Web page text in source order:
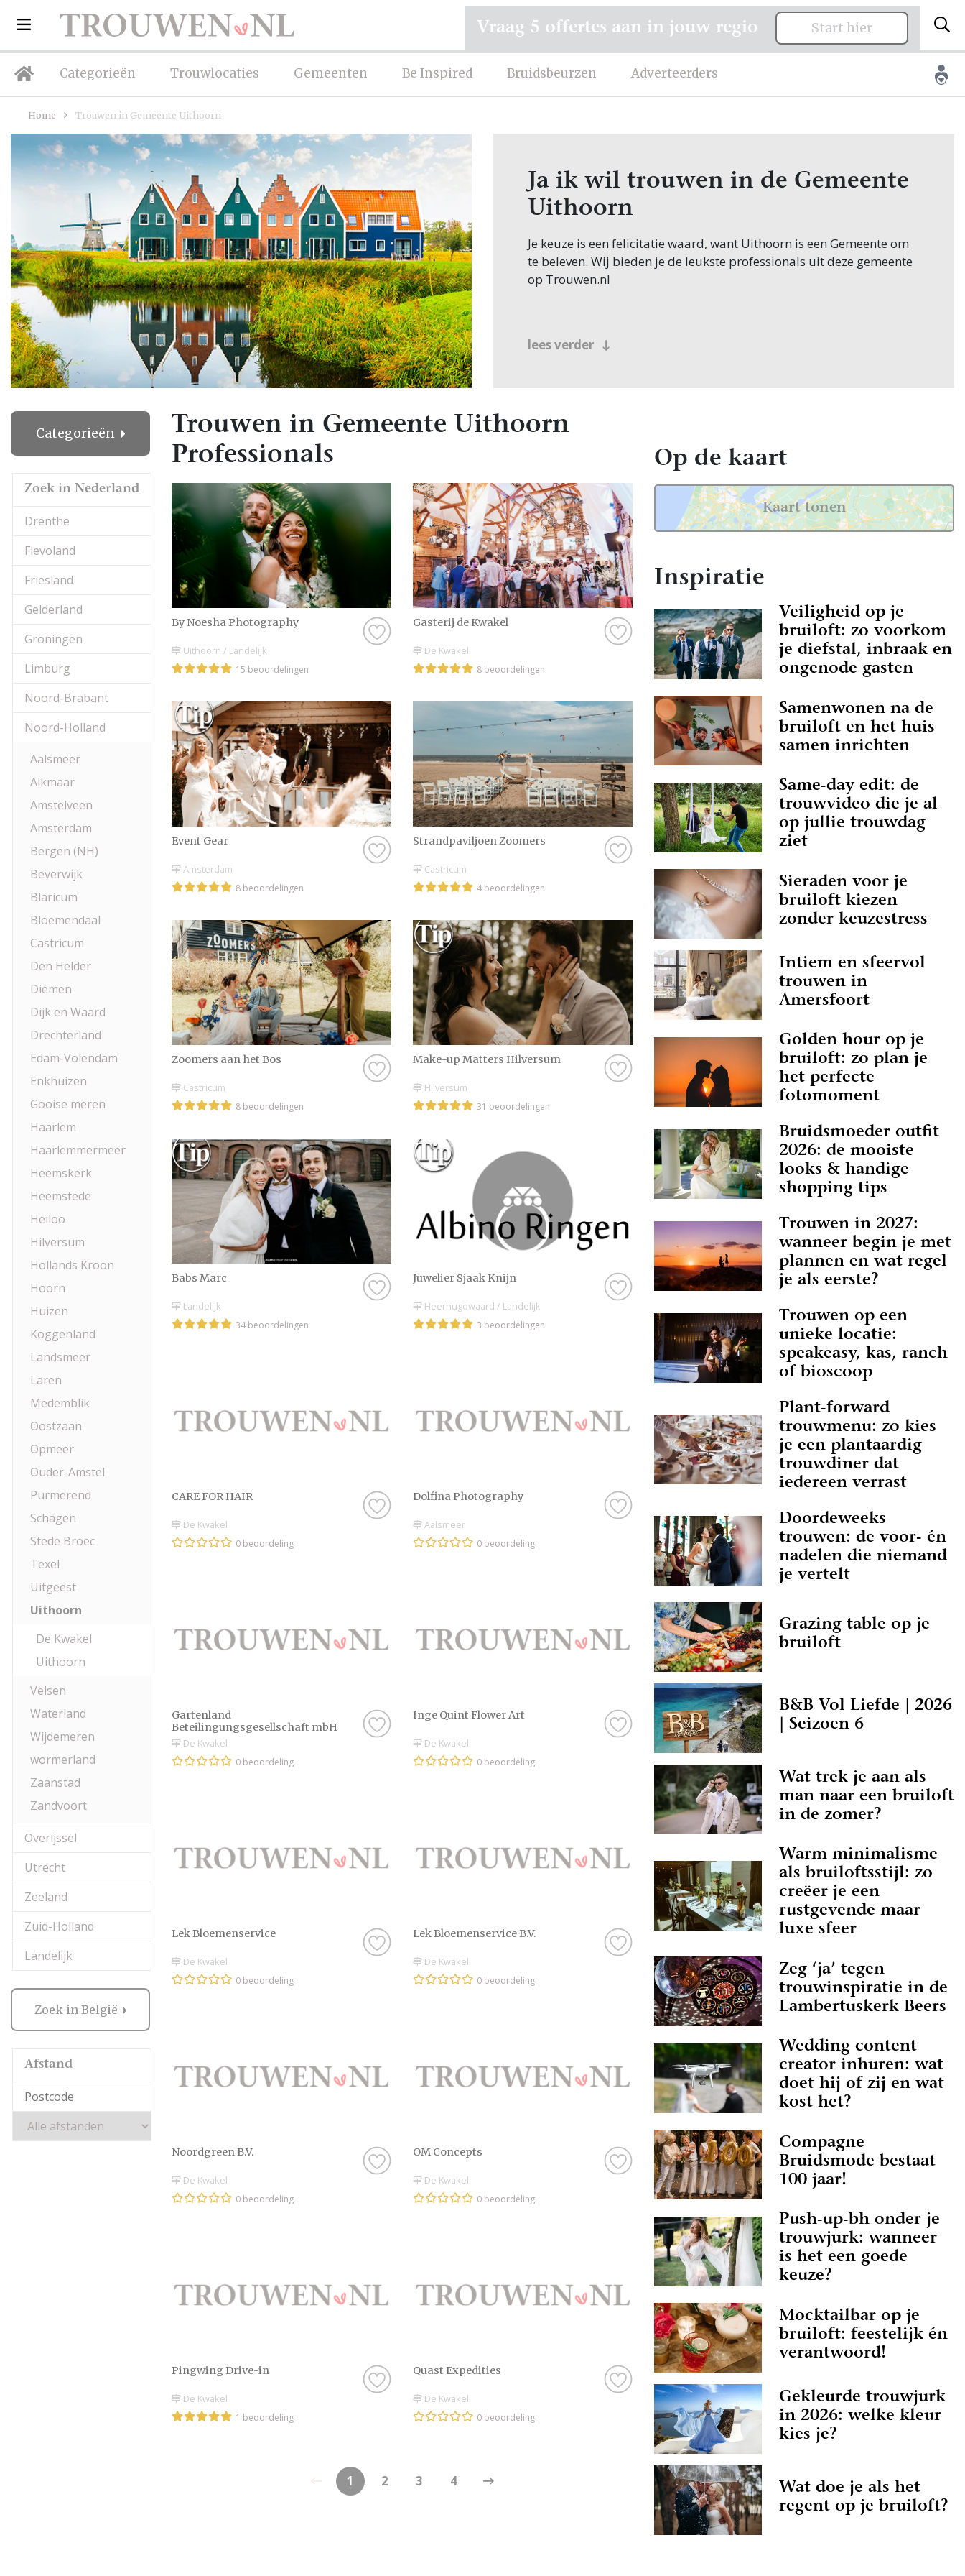
Categorieën Trouwlocaties Gemeenten Be Inspired Bruidsbeurzen Adverteerders
Vraag 5 offertes aan in jouw regio Start hier
Home Trouwen in Gemeente Uithoorn
Ja ik wil trouwen in de Gemeente
Uithoorn
Je keuze is een felicitatie waard, want Uithoorn is een Gemeente om
te beleven. Wij bieden je de leukste professionals uit deze gemeente
op Trouwen.nl
lees verder
Categorieën
Zoek in Nederland
Drenthe
Flevoland
Friesland
Gelderland
Groningen
Limburg
Noord-Brabant
Noord-Holland
Aalsmeer
Alkmaar
Amstelveen
Amsterdam
Bergen (NH)
Beverwijk
Blaricum
Bloemendaal
Castricum
Den Helder
Diemen
Dijk en Waard
Drechterland
Edam-Volendam
Enkhuizen
Gooise meren
Haarlem
Haarlemmermeer
Heemskerk
Heemstede
Heiloo
Hilversum
Hollands Kroon
Hoorn
Huizen
Koggenland
Landsmeer
Laren
Medemblik
Oostzaan
Opmeer
Ouder-Amstel
Purmerend
Schagen
Stede Broec
Texel
Uitgeest
Uithoorn
De Kwakel
Uithoorn
Velsen
Waterland
Wijdemeren
wormerland
Zaanstad
Zandvoort
Overijssel
Utrecht
Zeeland
Zuid-Holland
Landelijk
Zoek in België
Afstand
Trouwen in Gemeente Uithoorn
Professionals
By Noesha Photography
Uithoorn / Landelijk
15 beoordelingen
Gasterij de Kwakel
De Kwakel
8 beoordelingen
Event Gear
Amsterdam
8 beoordelingen
Strandpaviljoen Zoomers
Castricum
4 beoordelingen
Zoomers aan het Bos
Castricum
8 beoordelingen
Make-up Matters Hilversum
Hilversum
31 beoordelingen
Babs Marc
Landelijk
34 beoordelingen
Juwelier Sjaak Knijn
Heerhugowaard / Landelijk
3 beoordelingen
CARE FOR HAIR
De Kwakel
0 beoordeling
Dolfina Photography
Aalsmeer
0 beoordeling
Gartenland
Beteilingungsgesellschaft mbH
De Kwakel
0 beoordeling
Inge Quint Flower Art
De Kwakel
0 beoordeling
Lek Bloemenservice
De Kwakel
0 beoordeling
Lek Bloemenservice B.V.
De Kwakel
0 beoordeling
Noordgreen B.V.
De Kwakel
0 beoordeling
OM Concepts
De Kwakel
0 beoordeling
Pingwing Drive-in
De Kwakel
1 beoordeling
Quast Expedities
De Kwakel
0 beoordeling
1 2 3 4
Op de kaart
Kaart tonen
Inspiratie
Veiligheid op je
bruiloft: zo voorkom
je diefstal, inbraak en
ongenode gasten
Samenwonen na de
bruiloft en het huis
samen inrichten
Same-day edit: de
trouwvideo die je al
op jullie trouwdag
ziet
Sieraden voor je
bruiloft kiezen
zonder keuzestress
Intiem en sfeervol
trouwen in
Amersfoort
Golden hour op je
bruiloft: zo plan je
het perfecte
fotomoment
Bruidsmoeder outfit
2026: de mooiste
looks & handige
shopping tips
Trouwen in 2027:
wanneer begin je met
plannen en wat regel
je als eerste?
Trouwen op een
unieke locatie:
speakeasy, kas, ranch
of bioscoop
Plant-forward
trouwmenu: zo kies
je een plantaardig
trouwdiner dat
iedereen verrast
Doordeweeks
trouwen: de voor- én
nadelen die niemand
je vertelt
Grazing table op je
bruiloft
B&B Vol Liefde | 2026
| Seizoen 6
Wat trek je aan als
man naar een bruiloft
in de zomer?
Warm minimalisme
als bruiloftsstijl: zo
creëer je een
rustgevende maar
luxe sfeer
Zeg ‘ja’ tegen
trouwinspiratie in de
Lambertuskerk Beers
Wedding content
creator inhuren: wat
doet hij of zij en wat
kost het?
Compagne
Bruidsmode bestaat
100 jaar!
Push-up-bh onder je
trouwjurk: wanneer
is het een goede
keuze?
Mocktailbar op je
bruiloft: feestelijk én
verantwoord!
Gekleurde trouwjurk
in 2026: welke kleur
kies je?
Wat doe je als het
regent op je bruiloft?